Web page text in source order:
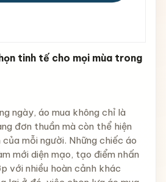
tinh tế cho mọi mùa trong
ngày, áo mua không chỉ là
đơn thuần mà còn thể hiện
mỗi người. Những chiếc áo
mới diện mạo, tạo điểm nhấn
với nhiều hoàn cảnh khác